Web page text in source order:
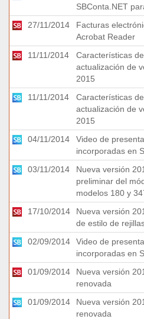
SBConta.NET
27/11/2014
Facturas
Acrobat Reader
11/11/2014
Características
actualización de
2015
11/11/2014
Características
actualización de
2015
04/11/2014
Video de
incorporadas en
03/11/2014
Nueva versión
preliminar del
modelos 180 y
17/10/2014
Nueva versión
de estilo de
02/09/2014
Video de
incorporadas en
01/09/2014
Nueva versión
renovada
01/09/2014
Nueva versión
renovada